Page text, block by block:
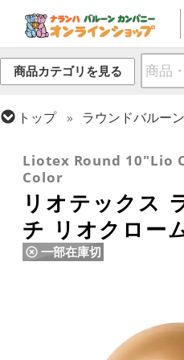
商品カテゴリを見る
トップ ラウンドバルー
Liotex Round 10"Lio
Color
リオテックス
チ リオクロー
一部在庫切